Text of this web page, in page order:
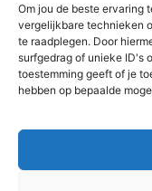
Om jou de beste ervaring
vergelijkbare technieken
te raadplegen. Door
surfgedrag of unieke ID's
toestemming geeft of je
hebben op bepaalde